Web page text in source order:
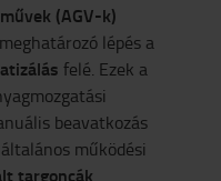
(AGV-k)
lépés a
felé. Ezek a
beavatkozás
működési
targoncák